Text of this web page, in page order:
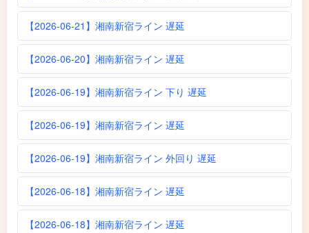
【2026-06-21】湘南新宿ライン 遅延
【2026-06-20】湘南新宿ライン 遅延
【2026-06-19】湘南新宿ライン 下り 遅延
【2026-06-19】湘南新宿ライン 遅延
【2026-06-19】湘南新宿ライン 外回り 遅延
【2026-06-18】湘南新宿ライン 遅延
【2026-06-18】湘南新宿ライン 遅延